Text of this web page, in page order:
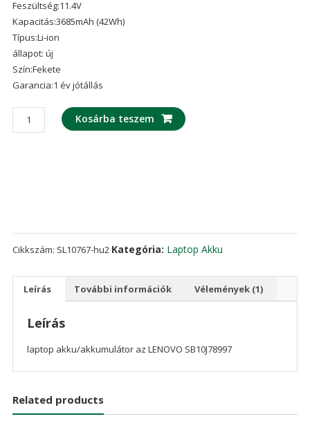
ből,
értékelés
alapján
Feszültség:11.4V
Kapacitás:3685mAh (42Wh)
Típus:Li-ion
állapot: új
Szín:Fekete
Garancia:1 év jótállás
laptop
akku/akkumulátor
Kosárba teszem
Cikkszám: SL10767-hu2 Kategória: Laptop Akku
Leírás További információk Vélemények (1)
Leírás
laptop akku/akkumulátor az LENOVO SB10J78997
Related products